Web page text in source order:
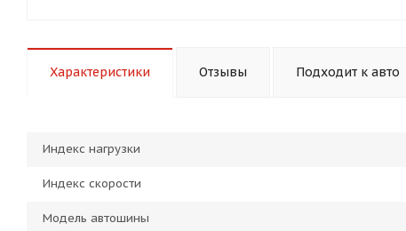
Характеристики Отзывы Подходит к авто
Индекс нагрузки
Индекс скорости
Модель автошины